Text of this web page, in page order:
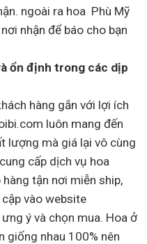
ngoài ra hoa Phù Mỹ
nhận để báo cho bạn
ổn định trong các dịp
hàng gắn với lợi ích
luôn mang đến
lượng mà giá lại vô cùng
cấp dịch vụ hoa
tận nơi miễn ship,
vào website
ý và chọn mua. Hoa ở
giống nhau 100% nên